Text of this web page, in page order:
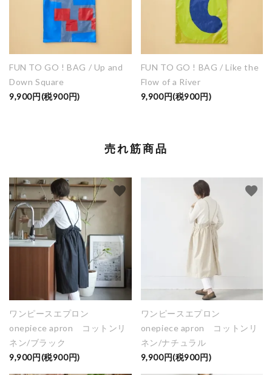
FUN TO GO ! BAG / Up and
Down Square
9,900円(税900円)
FUN TO GO ! BAG / Like the
Flow of a River
9,900円(税900円)
売れ筋商品
ワンピースエプロン
onepiece apron コットンリ
ネン/ブラック
9,900円(税900円)
favorite
ワンピースエプロン
onepiece apron コットンリ
ネン/ナチュラル
9,900円(税900円)
favorite